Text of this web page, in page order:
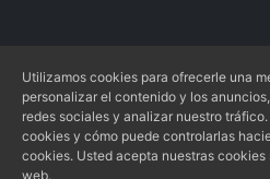
Librería Bosch S.L. © 2022.
Desarrollo:
Utilizamos cookies para ofrecerle una
personalizar el contenido y los
redes sociales y analizar nuestro
cookies y cómo puede controlarlas
cookies. Usted acepta nuestras
web.